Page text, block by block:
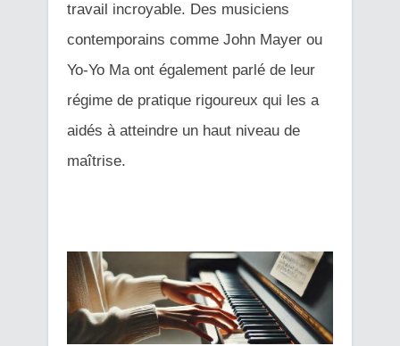
travail incroyable. Des musiciens
contemporains comme John Mayer ou
Yo-Yo Ma ont également parlé de leur
régime de pratique rigoureux qui les a
aidés à atteindre un haut niveau de
maîtrise.